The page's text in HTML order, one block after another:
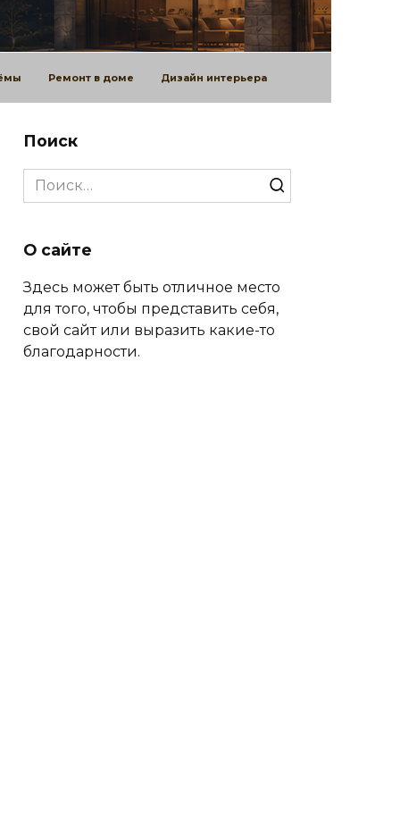
Ремонт в доме Дизайн интерьера
Поиск
Search
for:
О сайте
Здесь может быть отличное место
для того, чтобы представить себя,
свой сайт или выразить какие-то
благодарности.